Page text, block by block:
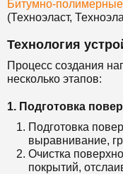
Битумно-
(Техноэласт,
Технология
Процесс создания
несколько этапов:
1. Подготовка
Подготовка
выравнивание,
Очистка
покрытий,